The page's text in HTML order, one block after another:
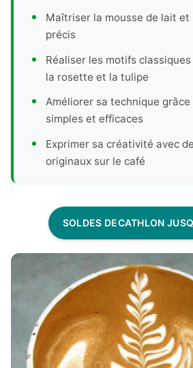
Maîtriser la mousse de lait et
précis
Réaliser les motifs
la rosette et la tulipe
Améliorer sa technique grâce
simples et efficaces
Exprimer sa créativité avec
originaux sur le café
SOLDES DECATHLON